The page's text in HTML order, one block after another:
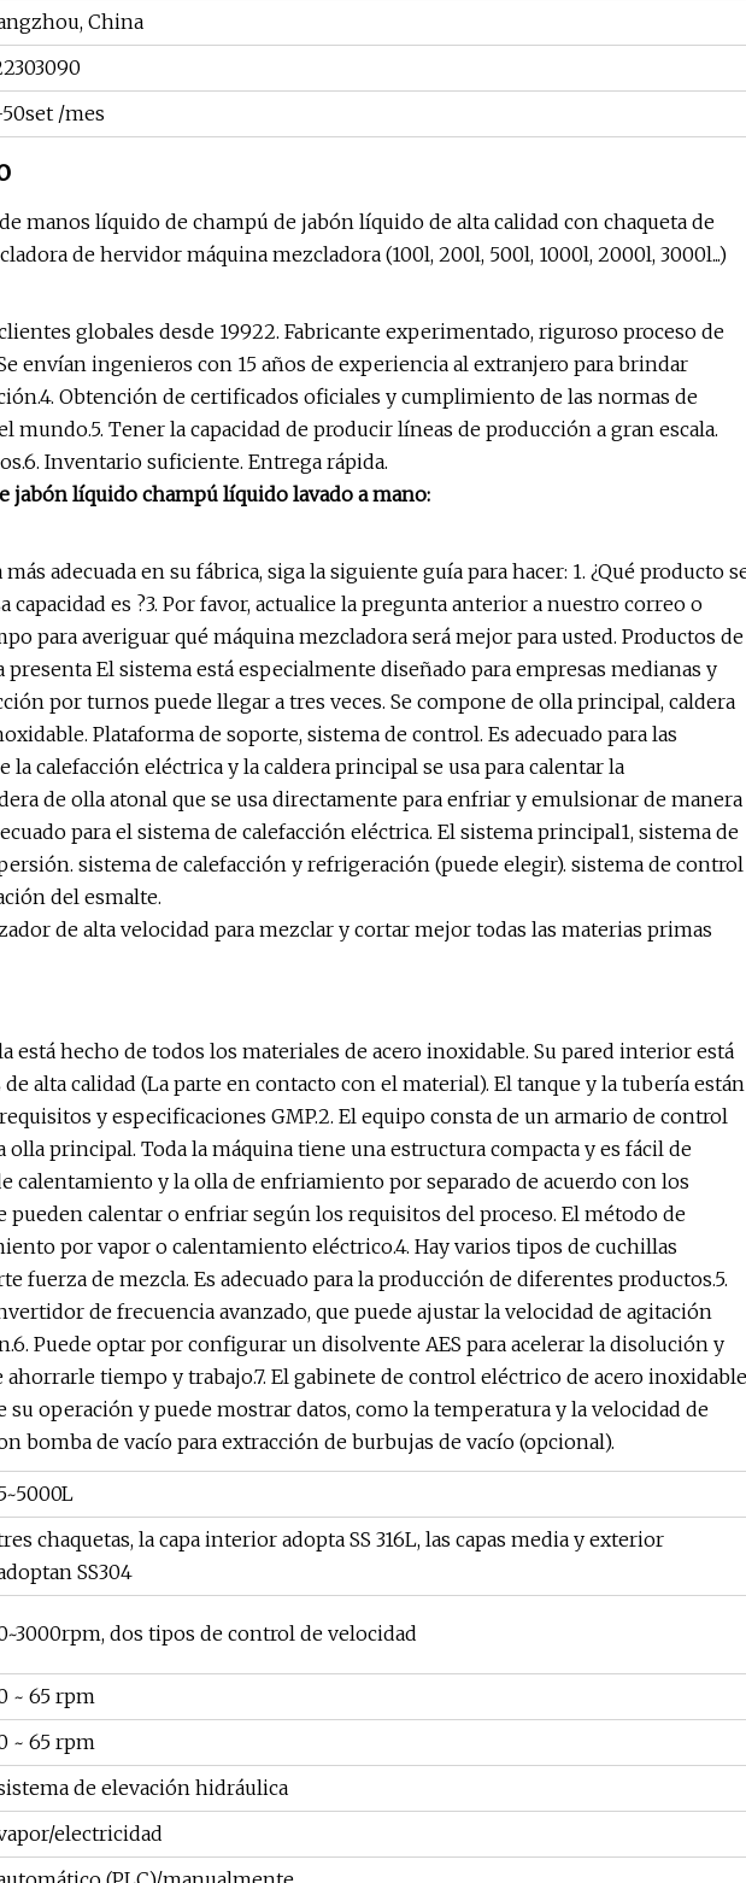
China
/mes
manos líquido de champú de jabón líquido de alta calidad con chaqueta de
de hervidor máquina mezcladora (100l, 200l, 500l, 1000l, 2000l, 3000l...)
globales desde 19922. Fabricante experimentado, riguroso proceso de
envían ingenieros con 15 años de experiencia al extranjero para brindar
Obtención de certificados oficiales y cumplimiento de las normas de
Tener la capacidad de producir líneas de producción a gran escala.
Inventario suficiente. Entrega rápida.
jabón líquido champú líquido lavado a mano:
adecuada en su fábrica, siga la siguiente guía para hacer: 1. ¿Qué producto
capacidad es ?3. Por favor, actualice la pregunta anterior a nuestro correo o
para averiguar qué máquina mezcladora será mejor para usted. Productos de
El sistema está especialmente diseñado para empresas medianas y
por turnos puede llegar a tres veces. Se compone de olla principal, caldera
Plataforma de soporte, sistema de control. Es adecuado para las
calefacción eléctrica y la caldera principal se usa para calentar la
de olla atonal que se usa directamente para enfriar y emulsionar de manera
para el sistema de calefacción eléctrica. El sistema principal1, sistema de
sistema de calefacción y refrigeración (puede elegir). sistema de control
del esmalte.
de alta velocidad para mezclar y cortar mejor todas las materias primas
está hecho de todos los materiales de acero inoxidable. Su pared interior está
alta calidad (La parte en contacto con el material). El tanque y la tubería están
y especificaciones GMP.2. El equipo consta de un armario de control
principal. Toda la máquina tiene una estructura compacta y es fácil de
calentamiento y la olla de enfriamiento por separado de acuerdo con los
pueden calentar o enfriar según los requisitos del proceso. El método de
por vapor o calentamiento eléctrico.4. Hay varios tipos de cuchillas
fuerza de mezcla. Es adecuado para la producción de diferentes productos.5.
de frecuencia avanzado, que puede ajustar la velocidad de agitación
Puede optar por configurar un disolvente AES para acelerar la disolución y
tiempo y trabajo.7. El gabinete de control eléctrico de acero inoxidable
operación y puede mostrar datos, como la temperatura y la velocidad de
bomba de vacío para extracción de burbujas de vacío (opcional).
chaquetas, la capa interior adopta SS 316L, las capas media y exterior
SS304
dos tipos de control de velocidad
~ 65 rpm
~ 65 rpm
de elevación hidráulica
electricidad